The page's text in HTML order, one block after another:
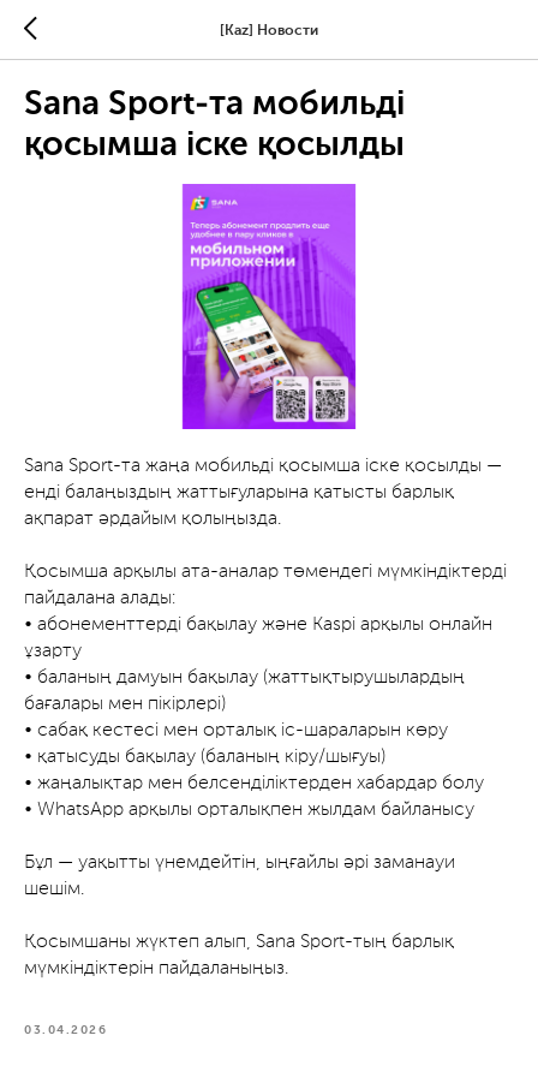
[Kaz] Новости
Sana Sport-та мобильді
қосымша іске қосылды
Sana Sport-та жаңа мобильді қосымша іске қосылды —
енді балаңыздың жаттығуларына қатысты барлық
ақпарат әрдайым қолыңызда.
Қосымша арқылы ата-аналар төмендегі мүмкіндіктерді
пайдалана алады:
• абонементтерді бақылау және Kaspi арқылы онлайн
ұзарту
• баланың дамуын бақылау (жаттықтырушылардың
бағалары мен пікірлері)
• сабақ кестесі мен орталық іс-шараларын көру
• қатысуды бақылау (баланың кіру/шығуы)
• жаңалықтар мен белсенділіктерден хабардар болу
• WhatsApp арқылы орталықпен жылдам байланысу
Бұл — уақытты үнемдейтін, ыңғайлы әрі заманауи
шешім.
Қосымшаны жүктеп алып, Sana Sport-тың барлық
мүмкіндіктерін пайдаланыңыз.
03.04.2026